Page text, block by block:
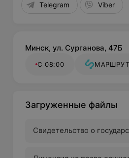
Telegram Viber
Минск, ул. Сурганова, 47Б
С 08:00 МАРШРУТ
Загруженные файлы
Свидетельство о